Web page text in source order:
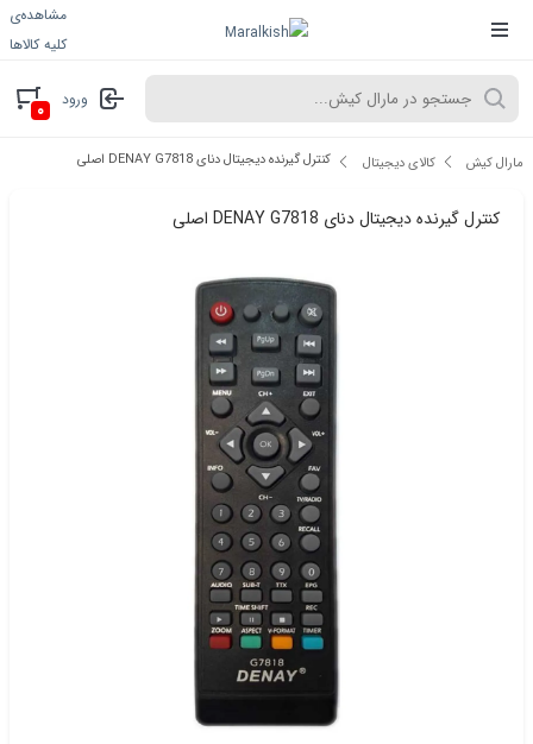
مشاهده‌ی
کلیه کالاها
ورود ۰
مارال کیش کالای دیجیتال کنترل گیرنده دیجیتال دنای DENAY G7818 اصلی
کنترل گیرنده دیجیتال دنای DENAY G7818 اصلی